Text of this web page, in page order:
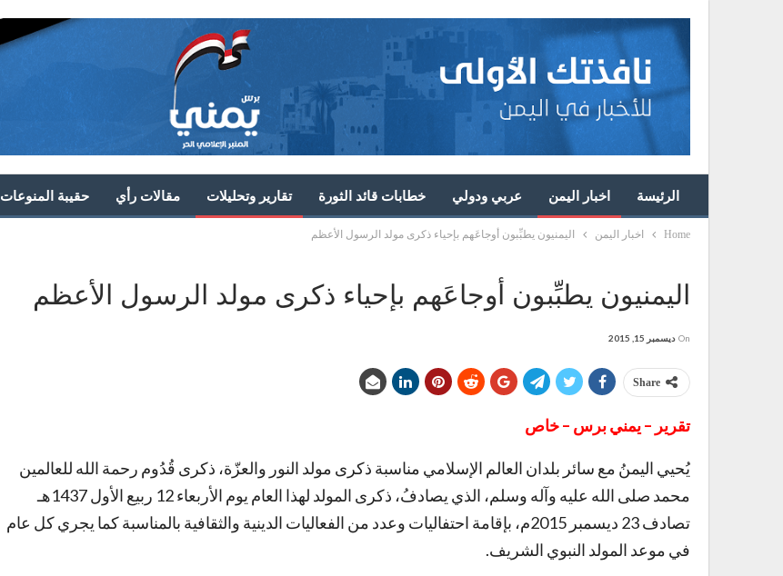
الرئيسة اخبار اليمن عربي ودولي خطابات قائد الثورة تقارير وتحليلات مقالات رأي حقيبة المنوعات
Home اخبار اليمن اليمنيون يطبِّبون أوجاعَهم بإحياء ذكرى مولد الرسول الأعظم
اليمنيون يطبِّبون أوجاعَهم بإحياء ذكرى مولد الرسول الأعظم
On ديسمبر 15, 2015
Share
تقرير – يمني برس – خاص
يُحيي اليمنُ مع سائر بلدان العالم الإسلامي مناسبة ذكرى مولد النور والعزّة، ذكرى قُدُوم رحمة الله للعالمين
محمد صلى الله عليه وآله وسلم، الذي يصادفُ، ذكرى المولد لهذا العام يوم الأربعاء 12 ربيع الأول 1437هـ
تصادف 23 ديسمبر 2015م، بإقامة احتفاليات وعدد من الفعاليات الدينية والثقافية بالمناسبة كما يجري كل عام
في موعد المولد النبوي الشريف.